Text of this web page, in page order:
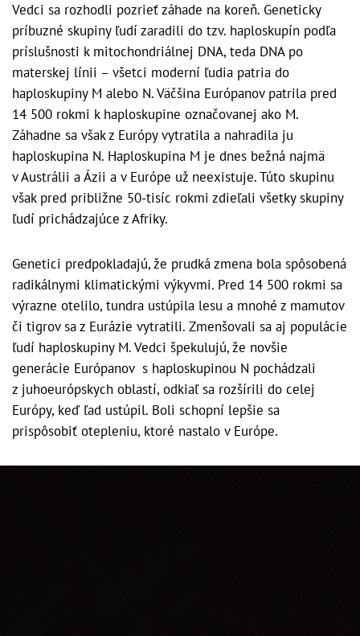
Vedci sa rozhodli pozrieť záhade na koreň. Geneticky
príbuzné skupiny ľudí zaradili do tzv. haploskupín podľa
príslušnosti k mitochondriálnej DNA, teda DNA po
materskej línii – všetci moderní ľudia patria do
haploskupiny M alebo N. Väčšina Európanov patrila pred
14 500 rokmi k haploskupine označovanej ako M.
Záhadne sa však z Európy vytratila a nahradila ju
haploskupina N. Haploskupina M je dnes bežná najmä
v Austrálii a Ázii a v Európe už neexistuje. Túto skupinu
však pred približne 50-tisíc rokmi zdieľali všetky skupiny
ľudí prichádzajúce z Afriky.
Genetici predpokladajú, že prudká zmena bola spôsobená
radikálnymi klimatickými výkyvmi. Pred 14 500 rokmi sa
výrazne otelilo, tundra ustúpila lesu a mnohé z mamutov
či tigrov sa z Eurázie vytratili. Zmenšovali sa aj populácie
ľudí haploskupiny M. Vedci špekulujú, že novšie
generácie Európanov s haploskupinou N pochádzali
z juhoeurópskych oblastí, odkiaľ sa rozšírili do celej
Európy, keď ľad ustúpil. Boli schopní lepšie sa
prispôsobiť otepleniu, ktoré nastalo v Európe.